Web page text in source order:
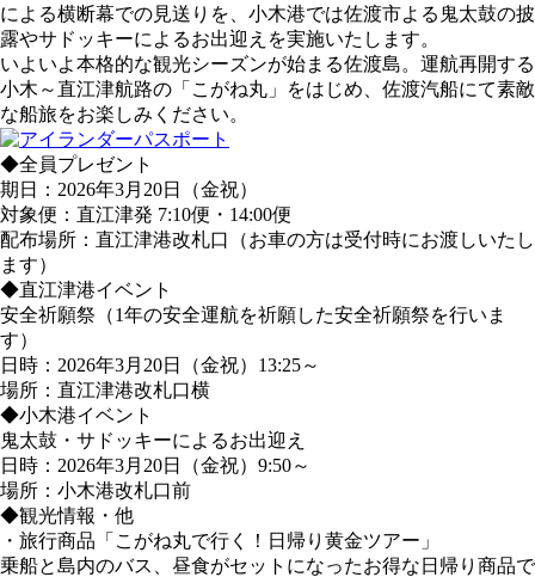
による横断幕での見送りを、小木港では佐渡市よる鬼太鼓の披
露やサドッキーによるお出迎えを実施いたします。
いよいよ本格的な観光シーズンが始まる佐渡島。運航再開する
小木～直江津航路の「こがね丸」をはじめ、佐渡汽船にて素敵
な船旅をお楽しみください。
◆全員プレゼント
期日：2026年3月20日（金祝）
対象便：直江津発 7:10便・14:00便
配布場所：直江津港改札口（お車の方は受付時にお渡しいたし
ます）
◆直江津港イベント
安全祈願祭（1年の安全運航を祈願した安全祈願祭を行いま
す）
日時：2026年3月20日（金祝）13:25～
場所：直江津港改札口横
◆小木港イベント
鬼太鼓・サドッキーによるお出迎え
日時：2026年3月20日（金祝）9:50～
場所：小木港改札口前
◆観光情報・他
・旅行商品「こがね丸で行く！日帰り黄金ツアー」
乗船と島内のバス、昼食がセットになったお得な日帰り商品で